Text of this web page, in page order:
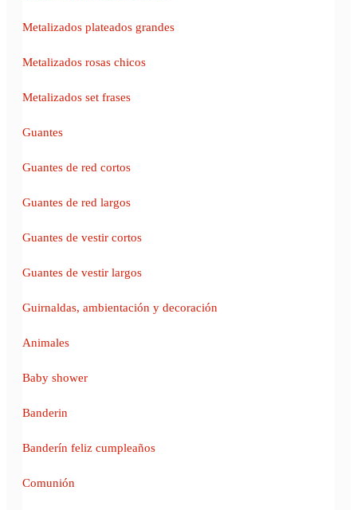
Metalizados plateados grandes
Metalizados rosas chicos
Metalizados set frases
Guantes
Guantes de red cortos
Guantes de red largos
Guantes de vestir cortos
Guantes de vestir largos
Guirnaldas, ambientación y decoración
Animales
Baby shower
Banderin
Banderín feliz cumpleaños
Comunión